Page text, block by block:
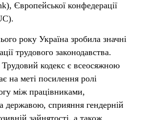
Європейської конфедерації
року Україна зробила значні
трудового законодавства.
кодекс є всеосяжною
на меті посилення ролі
між працівниками,
державою, сприяння гендерній
зайнятості, а також